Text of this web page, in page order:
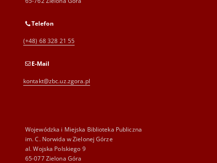
Telefon
(+48) 68 328 21 55
E-Mail
kontakt@zbc.uz.zgora.pl
Wojewódzka i Miejska Biblioteka Publiczna
im. C. Norwida w Zielonej Górze
al. Wojska Polskiego 9
65-077 Zielona Góra